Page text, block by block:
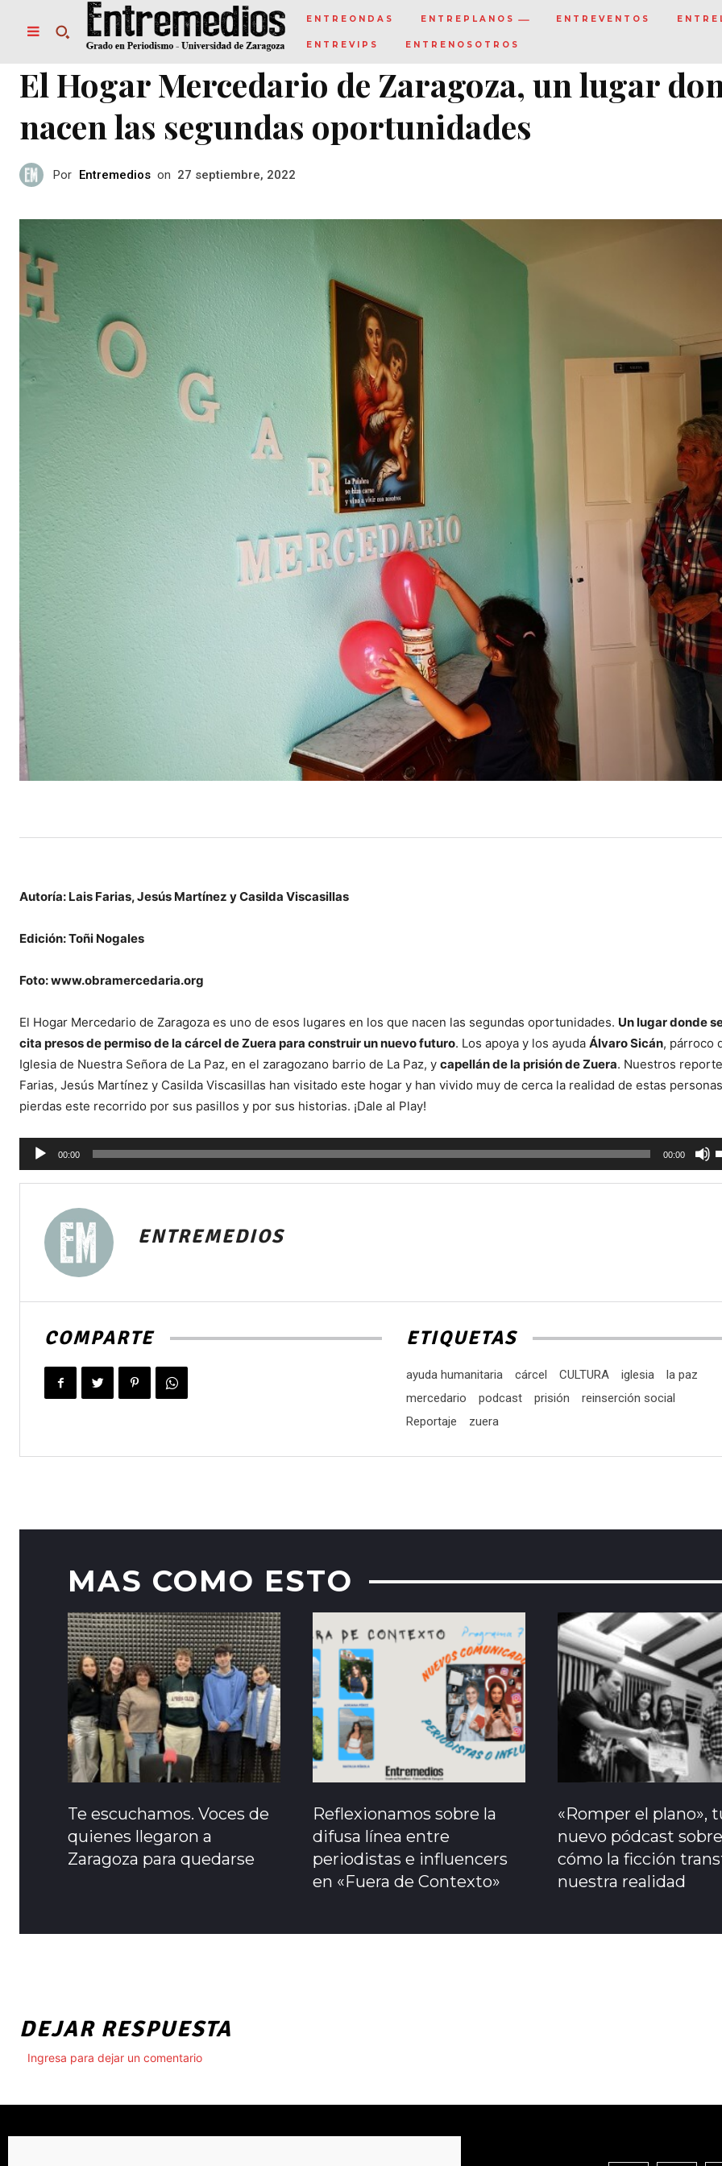
ENTREONDAS ENTREPLANOS ENTREVENTOS
ENTREVIPS ENTRENOSOTROS
El Hogar Mercedario de Zaragoza, un lugar
nacen las segundas oportunidades
Por Entremedios on 27 septiembre, 2022
Autoría: Lais Farias, Jesús Martínez y Casilda Viscasillas
Edición: Toñi Nogales
Foto: www.obramercedaria.org
El Hogar Mercedario de Zaragoza es uno de esos lugares en los que nacen las segundas oportunidades. Un lugar donde
cita presos de permiso de la cárcel de Zuera para construir un nuevo futuro. Los apoya y los ayuda Álvaro Sicán, párroco
Iglesia de Nuestra Señora de La Paz, en el zaragozano barrio de La Paz, y capellán de la prisión de Zuera. Nuestros
Farias, Jesús Martínez y Casilda Viscasillas han visitado este hogar y han vivido muy de cerca la realidad de estas
pierdas este recorrido por sus pasillos y por sus historias. ¡Dale al Play!
Reproductor
de
00:00 00:00
ENTREMEDIOS
COMPARTE ETIQUETAS
ayuda humanitaria cárcel CULTURA iglesia
la paz
mercedario
podcast prisión
reinserción social
Reportaje
zuera
MAS COMO ESTO
Te escuchamos. Voces de
quienes llegaron a
Zaragoza para quedarse
Reflexionamos sobre la
difusa línea entre
periodistas e influencers
en «Fuera de Contexto»
«Romper el plano»,
nuevo pódcast sobre
cómo la ficción
nuestra realidad
DEJAR RESPUESTA
Ingresa para dejar un comentario